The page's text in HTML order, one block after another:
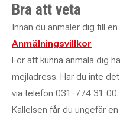
Bra att veta
Innan du anmäler dig till
Anmälningsvillkor
För att kunna anmäla dig
mejladress. Har du inte
via telefon 031-774 31 00.
Kallelsen får du ungefär